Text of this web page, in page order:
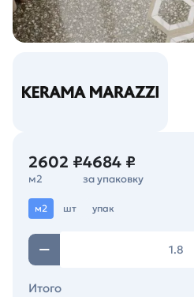
2602 ₽
м2
4684 ₽
за упаковку
м2 шт упак
Итого